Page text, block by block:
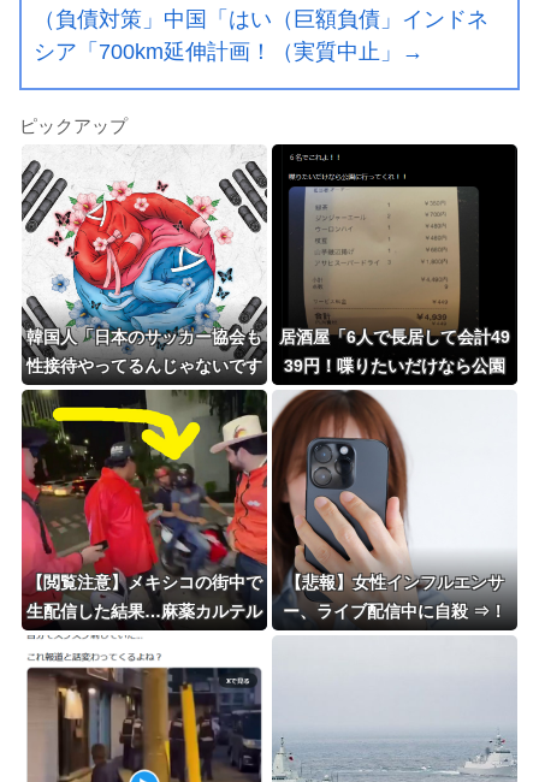
（負債対策」中国「はい（巨額負債」インドネ
シア「700km延伸計画！（実質中止」→
ピックアップ
韓国人「日本のサッカー協会も
性接待やってるんじゃないです
か？」
居酒屋「6人で長居して会計49
39円！喋りたいだけなら公園
に行ってくれ（怒」
【閲覧注意】メキシコの街中で
生配信した結果…麻薬カルテル
がやって来て、たった3秒で…
（動画あり）
【悲報】女性インフルエンサ
ー、ライブ配信中に自殺 ⇒！